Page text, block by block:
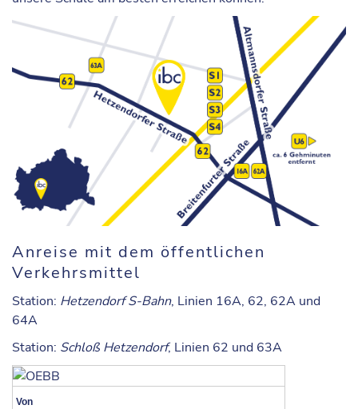
Anreise mit dem öffentlichen
Verkehrsmittel
Station: Hetzendorf S-Bahn, Linien 16A, 62, 62A und
64A
Station: Schloß Hetzendorf, Linien 62 und 63A
Von